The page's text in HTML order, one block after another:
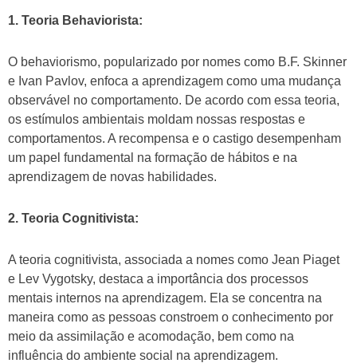
1. Teoria Behaviorista:
O behaviorismo, popularizado por nomes como B.F. Skinner
e Ivan Pavlov, enfoca a aprendizagem como uma mudança
observável no comportamento. De acordo com essa teoria,
os estímulos ambientais moldam nossas respostas e
comportamentos. A recompensa e o castigo desempenham
um papel fundamental na formação de hábitos e na
aprendizagem de novas habilidades.
2. Teoria Cognitivista:
A teoria cognitivista, associada a nomes como Jean Piaget
e Lev Vygotsky, destaca a importância dos processos
mentais internos na aprendizagem. Ela se concentra na
maneira como as pessoas constroem o conhecimento por
meio da assimilação e acomodação, bem como na
influência do ambiente social na aprendizagem.